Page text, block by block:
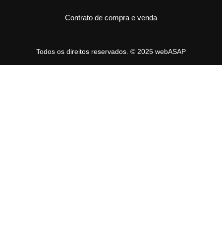
Todos os direitos reservados. © 2025 webASAP
Contrato de compra e venda